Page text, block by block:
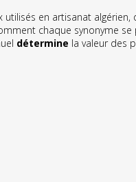
utilisés en artisanat algérien,
chaque synonyme
détermine la valeur des